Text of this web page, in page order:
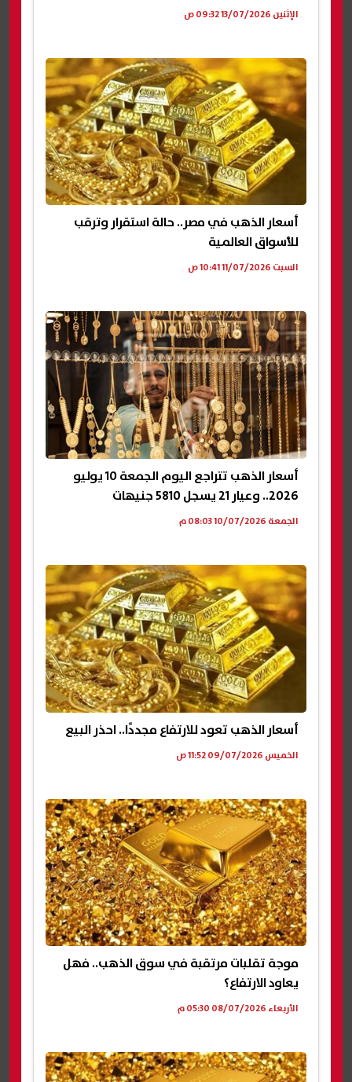
الإثنين 13/07/2026 09:32 ص
أسعار الذهب في مصر.. حالة استقرار وترقب
للأسواق العالمية
السبت 11/07/2026 10:41 ص
أسعار الذهب تتراجع اليوم الجمعة 10 يوليو
2026.. وعيار 21 يسجل 5810 جنيهات
الجمعة 10/07/2026 08:03 م
أسعار الذهب تعود للارتفاع مجددًا.. احذر البيع
الخميس 09/07/2026 11:52 ص
موجة تقلبات مرتقبة في سوق الذهب.. فهل
يعاود الارتفاع؟
الأربعاء 08/07/2026 05:30 م